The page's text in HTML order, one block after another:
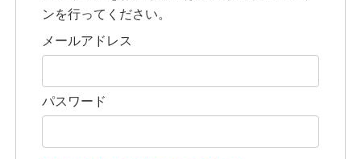
ンを行ってください。
メールアドレス
パスワード